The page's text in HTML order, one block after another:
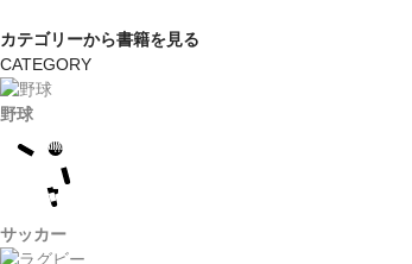
カテゴリーから書籍を見る
CATEGORY
野球
サッカー